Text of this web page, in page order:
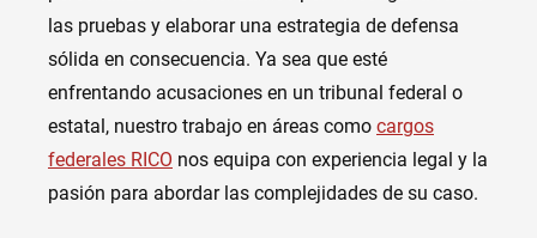
las pruebas y elaborar una estrategia de defensa
sólida en consecuencia. Ya sea que esté
enfrentando acusaciones en un tribunal federal o
estatal, nuestro trabajo en áreas como cargos
federales RICO nos equipa con experiencia legal y la
pasión para abordar las complejidades de su caso.